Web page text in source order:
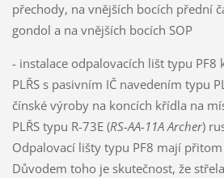
přechody, na vnějších bocích přední
gondol a na vnějších bocích SOP
- instalace odpalovacích lišt typu PF8
PLŘS s pasivním IČ navedením typu
čínské výroby na koncích křídla na
PLŘS typu R-73E (RS-AA-11A Archer)
Odpalovací lišty typu PF8 mají
Důvodem toho je skutečnost, že